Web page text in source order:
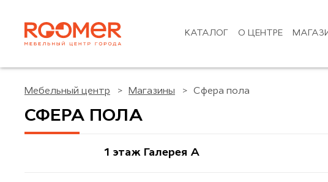
КАТАЛОГ О ЦЕНТРЕ
Мебельный центр Магазины Сфера пола
СФЕРА ПОЛА
1 этаж Галерея A